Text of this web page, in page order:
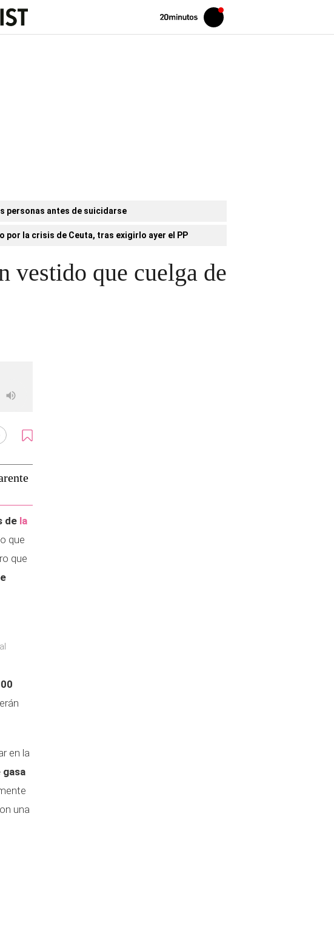
Volver
Iniciar
sesión
personas antes de suicidarse
por la crisis de Ceuta, tras exigirlo ayer el PP
vestido que cuelga de
de la
que
que
en la
una